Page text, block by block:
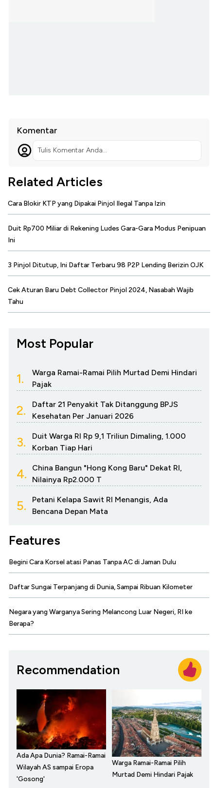
Komentar
Tulis Komentar Anda...
Related Articles
Cara Blokir KTP yang Dipakai Pinjol Ilegal Tanpa Izin
Duit Rp700 Miliar di Rekening Ludes Gara-Gara Modus Penipuan
Ini
3 Pinjol Ditutup, Ini Daftar Terbaru 98 P2P Lending Berizin OJK
Cek Aturan Baru Debt Collector Pinjol 2024, Nasabah Wajib
Tahu
Most Popular
1.
Warga Ramai-Ramai Pilih Murtad Demi Hindari
Pajak
2.
Daftar 21 Penyakit Tak Ditanggung BPJS
Kesehatan Per Januari 2026
3.
Duit Warga RI Rp 9,1 Triliun Dimaling, 1.000
Korban Tiap Hari
4.
China Bangun "Hong Kong Baru" Dekat RI,
Nilainya Rp2.000 T
5.
Petani Kelapa Sawit RI Menangis, Ada
Bencana Depan Mata
Features
Begini Cara Korsel atasi Panas Tanpa AC di Jaman Dulu
Daftar Sungai Terpanjang di Dunia, Sampai Ribuan Kilometer
Negara yang Warganya Sering Melancong Luar Negeri, RI ke
Berapa?
Recommendation
Ada Apa Dunia? Ramai-Ramai
Wilayah AS sampai Eropa
'Gosong'
Warga Ramai-Ramai Pilih
Murtad Demi Hindari Pajak